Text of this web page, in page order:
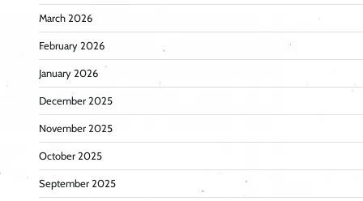
March 2026
February 2026
January 2026
December 2025
November 2025
October 2025
September 2025